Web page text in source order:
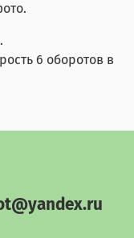
6 оборотов в